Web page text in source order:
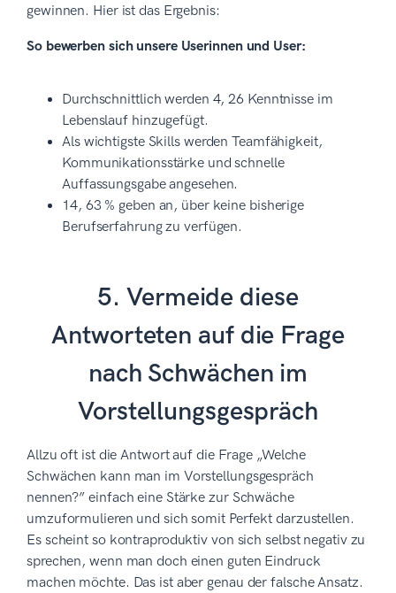
gewinnen. Hier ist das Ergebnis:
So bewerben sich unsere Userinnen und User:
Durchschnittlich werden 4, 26 Kenntnisse im
Lebenslauf hinzugefügt.
Als wichtigste Skills werden Teamfähigkeit,
Kommunikationsstärke und schnelle
Auffassungsgabe angesehen.
14, 63 % geben an, über keine bisherige
Berufserfahrung zu verfügen.
5. Vermeide diese
Antworteten auf die Frage
nach Schwächen im
Vorstellungsgespräch
Allzu oft ist die Antwort auf die Frage „Welche
Schwächen kann man im Vorstellungsgespräch
nennen?” einfach eine Stärke zur Schwäche
umzuformulieren und sich somit Perfekt darzustellen.
Es scheint so kontraproduktiv von sich selbst negativ zu
sprechen, wenn man doch einen guten Eindruck
machen möchte. Das ist aber genau der falsche Ansatz.